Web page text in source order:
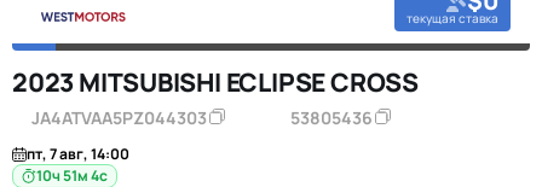
текущая ставка
2023 MITSUBISHI ECLIPSE CROSS
JA4ATVAA5PZ044303 53805436
пт, 7 авг, 14:00
10ч 51м 3с